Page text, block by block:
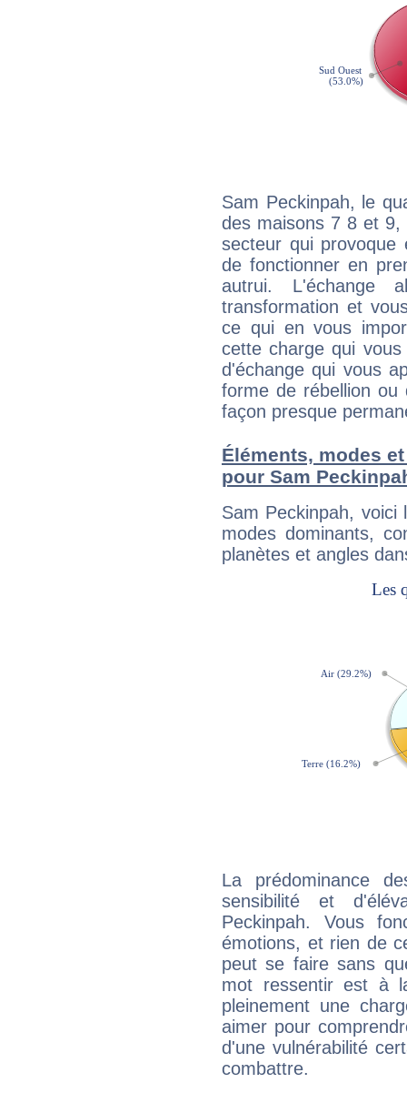
Sam Peckinpah, le
des maisons 7 8 et
secteur qui provoque
de fonctionner en
autrui. L'échange
transformation et
ce qui en vous
cette charge qui
d'échange qui vous
forme de rébellion ou
façon presque
Éléments, modes
pour Sam
Sam Peckinpah,
modes dominants,
planètes et angles
La prédominance
sensibilité et
Peckinpah. Vous
émotions, et rien de
peut se faire sans
mot ressentir est à
pleinement une
aimer pour
d'une vulnérabilité
combattre.